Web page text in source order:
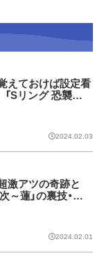
えておけば設定看
Sリング 恐襲ノ
2024.02.03
激アツの奇跡と
蓮」の裏技・法
2024.02.01